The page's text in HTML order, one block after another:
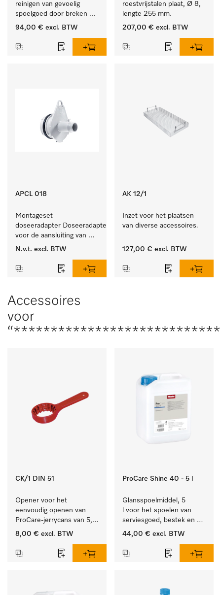
reinigen van gevoelig
spoelgoed door breken
reinigingsstraal.
94,00 € excl. BTW
roestvrijstalen plaat, Ø 8,
lengte 255 mm.
207,00 € excl. BTW
APCL 018
Montageset
doseeradapter Doseeradapterset
voor de aansluiting van
doseersystemen met
N.v.t. excl. BTW
AK 12/1
Inzet voor het plaatsen
van diverse accessoires.
127,00 € excl. BTW
Accessoires
voor
CK/1 DIN 51
Opener voor het
eenvoudig openen van
ProCare-jerrycans van 5,
10 en 20 l.
8,00 € excl. BTW
ProCare Shine 40 - 5 l
Glansspoelmiddel, 5
l voor het spoelen van
serviesgoed, bestek en
ideaal voor glazen.
44,00 € excl. BTW